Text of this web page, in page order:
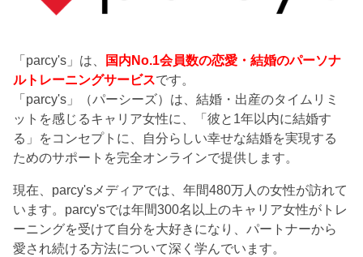
「parcy's」は、
国内No.1会員数の恋愛・結婚のパーソナ
ルトレーニングサービスです。
「parcy's」（パーシーズ）は、結婚・出産のタイムリミ
ットを感じるキャリア女性に、「彼と1年以内に結婚す
る」をコンセプトに、自分らしい幸せな結婚を実現する
ためのサポートを完全オンラインで提供します。
現在、parcy'sメディアでは、年間480万人の女性が訪れて
います。parcy'sでは年間300名以上のキャリア女性がトレ
ーニングを受けて自分を大好きになり、パートナーから
愛され続ける方法について深く学んでいます。